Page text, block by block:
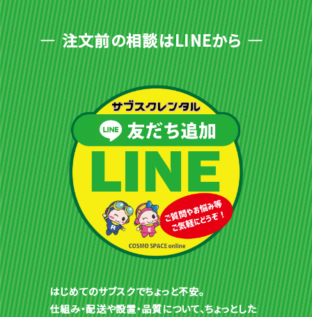
注文前の相談はLINEから
はじめてのサブスクでちょっと不安。
仕組み・配送や設置・品質について、ちょっとした